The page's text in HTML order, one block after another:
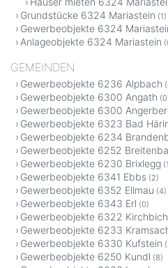
Grundstücke 6324 Mariastein (1)
Gewerbeobjekte 6324
Anlageobjekte 6324 Mariastein
GEMEINDEN
Gewerbeobjekte 6236 Alpbach
Gewerbeobjekte 6300 Angath
Gewerbeobjekte 6300
Gewerbeobjekte 6323 Bad
Gewerbeobjekte 6234
Gewerbeobjekte 6252
Gewerbeobjekte 6230 Brixlegg
Gewerbeobjekte 6341 Ebbs (2)
Gewerbeobjekte 6352 Ellmau (4)
Gewerbeobjekte 6343 Erl (0)
Gewerbeobjekte 6322
Gewerbeobjekte 6233
Gewerbeobjekte 6330 Kufstein
Gewerbeobjekte 6250 Kundl (8)